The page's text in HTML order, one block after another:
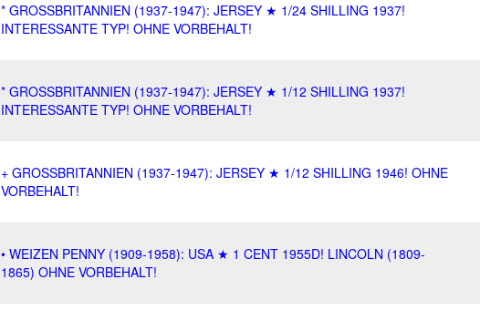
* GROSSBRITANNIEN (1937-1947): JERSEY ★ 1/24 SHILLING 1937!
INTERESSANTE TYP! OHNE VORBEHALT!
* GROSSBRITANNIEN (1937-1947): JERSEY ★ 1/12 SHILLING 1937!
INTERESSANTE TYP! OHNE VORBEHALT!
+ GROSSBRITANNIEN (1937-1947): JERSEY ★ 1/12 SHILLING 1946! OHNE
VORBEHALT!
• WEIZEN PENNY (1909-1958): USA ★ 1 CENT 1955D! LINCOLN (1809-
1865) OHNE VORBEHALT!